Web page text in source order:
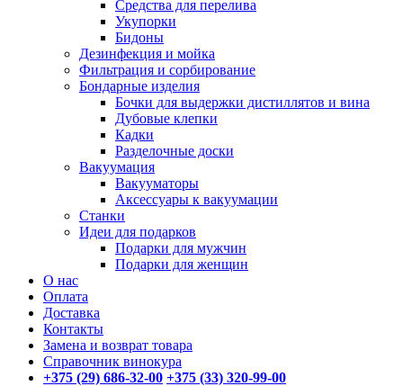
Средства для перелива
Укупорки
Бидоны
Дезинфекция и мойка
Фильтрация и сорбирование
Бондарные изделия
Бочки для выдержки дистиллятов и вина
Дубовые клепки
Кадки
Разделочные доски
Вакуумация
Вакууматоры
Аксессуары к вакуумации
Станки
Идеи для подарков
Подарки для мужчин
Подарки для женщин
О нас
Оплата
Доставка
Контакты
Замена и возврат товара
Справочник винокура
+375 (29) 686-32-00 +375 (33) 320-99-00